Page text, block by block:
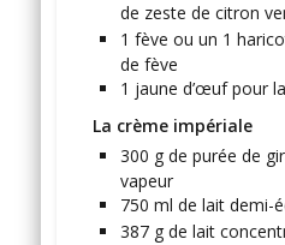
de zeste de citron
1 fève ou un 1
de fève
1 jaune d’œuf pour
La crème impériale
300 g de purée de
vapeur
750 ml de lait demi-
387 g de lait